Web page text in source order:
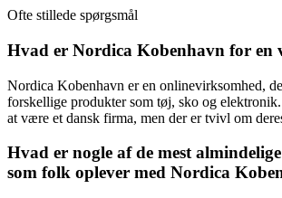
Ofte stillede spørgsmål
Hvad er Nordica Kobenhavn for en
Nordica Kobenhavn er en onlinevirksomhed,
forskellige produkter som tøj, sko og
at være et dansk firma, men der er tvivl om
Hvad er nogle af de mest
som folk oplever med Nordica